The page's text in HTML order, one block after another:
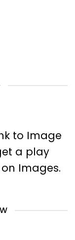
to Image
a play
Images.